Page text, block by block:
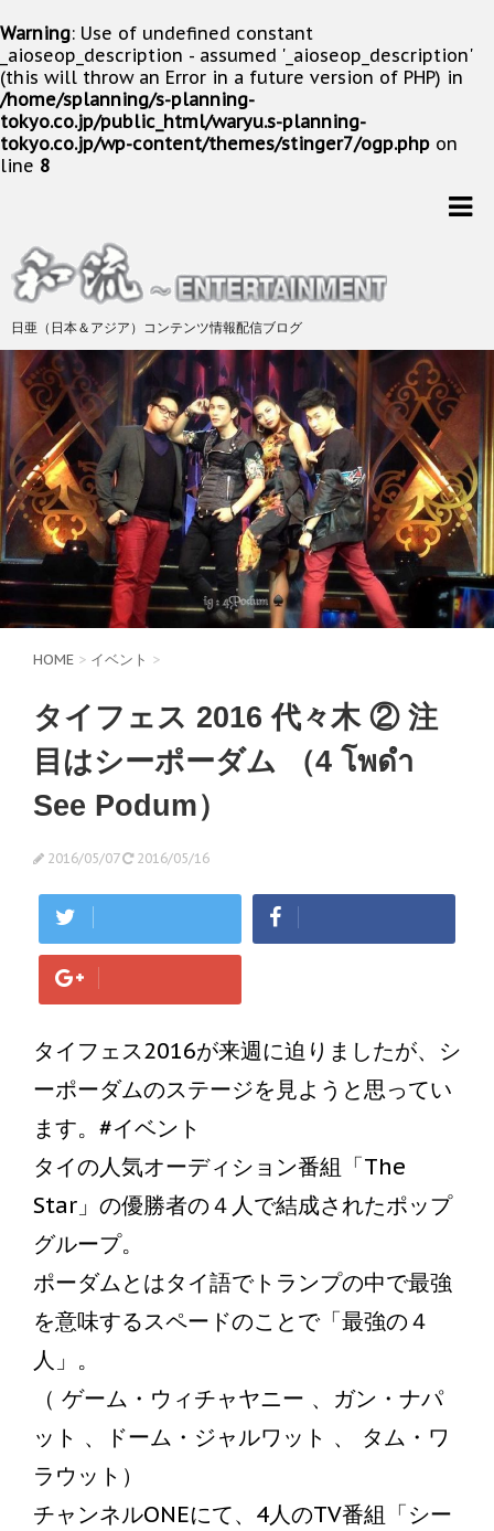
Warning: Use of undefined constant
_aioseop_description - assumed '_aioseop_description'
(this will throw an Error in a future version of PHP) in
/home/splanning/s-planning-
tokyo.co.jp/public_html/waryu.s-planning-
tokyo.co.jp/wp-content/themes/stinger7/ogp.php on
line 8
日亜（日本＆アジア）コンテンツ情報配信ブログ
HOME > イベント >
タイフェス 2016 代々木 ② 注
目はシーポーダム （4 โพดำ
See Podum）
2016/05/07 2016/05/16
タイフェス2016が来週に迫りましたが、シ
ーポーダムのステージを見ようと思ってい
ます。#イベント
タイの人気オーディション番組「The
Star」の優勝者の４人で結成されたポップ
グループ。
ポーダムとはタイ語でトランプの中で最強
を意味するスペードのことで「最強の４
人」。
（ ゲーム・ウィチャヤニー 、ガン・ナパ
ット 、ドーム・ジャルワット 、 タム・ワ
ラウット）
チャンネルONEにて、4人のTV番組「シー